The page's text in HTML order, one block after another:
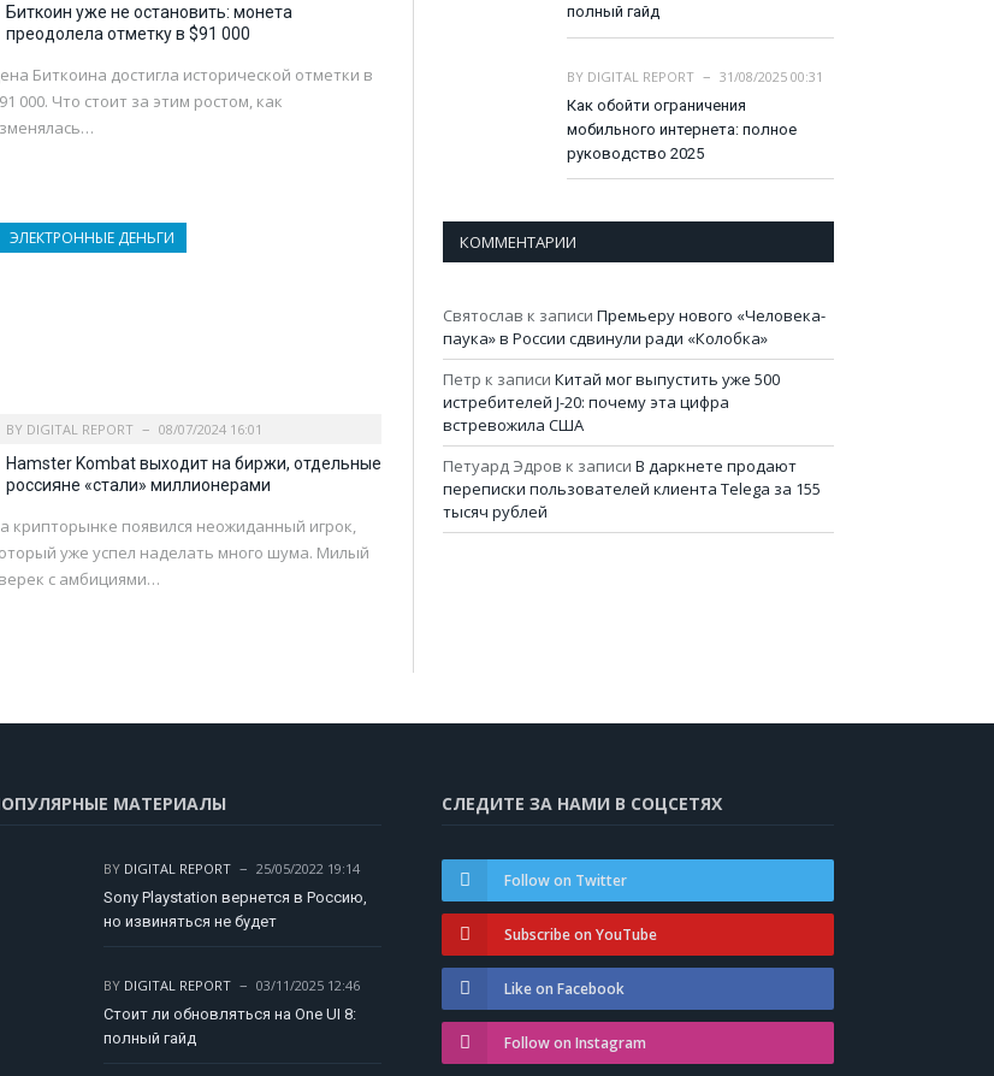
Биткоин уже не остановить: монета
преодолела отметку в $91 000
Биткоина достигла исторической отметки в
000. Что стоит за этим ростом, как
ЭЛЕКТРОННЫЕ ДЕНЬГИ
BY DIGITAL REPORT 08/07/2024 16:01
Hamster Kombat выходит на биржи, отдельные
россияне «стали» миллионерами
крипторынке появился неожиданный игрок,
уже успел наделать много шума. Милый
с амбициями…
полный гайд
BY DIGITAL REPORT
31/08/2025 00:31
Как обойти ограничения
мобильного интернета: полное
руководство 2025
КОММЕНТАРИИ
Святослав к записи Премьеру нового «Человека-
паука» в России сдвинули ради «Колобка»
Петр к записи Китай мог выпустить уже 500
истребителей J-20: почему эта цифра
встревожила США
Петуард Эдров к записи В даркнете продают
переписки пользователей клиента Telega за 155
тысяч рублей
МАТЕРИАЛЫ
BY DIGITAL REPORT
25/05/2022 19:14
Sony Playstation вернется в Россию,
но извиняться не будет
BY DIGITAL REPORT
03/11/2025 12:46
Стоит ли обновляться на One UI 8:
полный гайд
СЛЕДИТЕ ЗА НАМИ В СОЦСЕТЯХ
Follow on Twitter
Subscribe on YouTube
Like on Facebook
Follow on Instagram